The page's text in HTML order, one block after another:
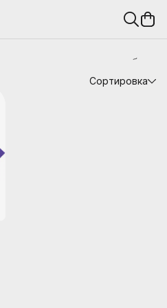
и копировальных работ
принадлежности
Сортировка